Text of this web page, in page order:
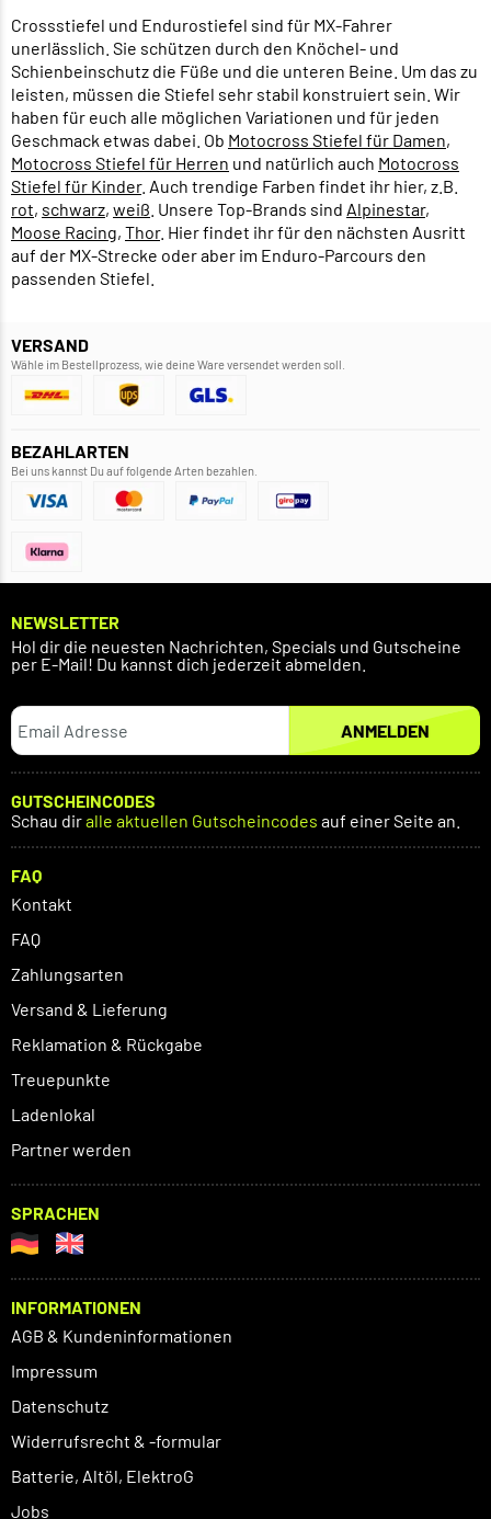
Crossstiefel und Endurostiefel sind für MX-Fahrer
unerlässlich. Sie schützen durch den Knöchel- und
Schienbeinschutz die Füße und die unteren Beine. Um das zu
leisten, müssen die Stiefel sehr stabil konstruiert sein. Wir
haben für euch alle möglichen Variationen und für jeden
Geschmack etwas dabei. Ob Motocross Stiefel für Damen,
Motocross Stiefel für Herren und natürlich auch Motocross
Stiefel für Kinder. Auch trendige Farben findet ihr hier, z.B.
rot, schwarz, weiß . Unsere Top-Brands sind Alpinestar,
Moose Racing, Thor. Hier findet ihr für den nächsten Ausritt
auf der MX-Strecke oder aber im Enduro-Parcours den
passenden Stiefel.
VERSAND
Wähle im Bestellprozess, wie deine Ware versendet werden soll.
BEZAHLARTEN
Bei uns kannst Du auf folgende Arten bezahlen.
NEWSLETTER
Hol dir die neuesten Nachrichten, Specials und Gutscheine
per E-Mail! Du kannst dich jederzeit abmelden.
ANMELDEN
GUTSCHEINCODES
Schau diralle aktuellen Gutscheincodes auf einer Seite an.
FAQ
Kontakt
FAQ
Zahlungsarten
Versand & Lieferung
Reklamation & Rückgabe
Treuepunkte
Ladenlokal
Partner werden
SPRACHEN
INFORMATIONEN
AGB & Kundeninformationen
Impressum
Datenschutz
Widerrufsrecht & -formular
Batterie, Altöl, ElektroG
Jobs